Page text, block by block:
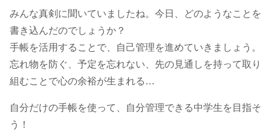
みんな真剣に聞いていましたね。今日、どのようなことを
書き込んだのでしょうか？
手帳を活用することで、自己管理を進めていきましょう。
忘れ物を防ぐ、予定を忘れない、先の見通しを持って取り
組むことで心の余裕が生まれる…
自分だけの手帳を使って、自分管理できる中学生を目指そ
う！